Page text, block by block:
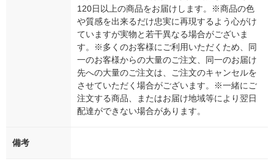
120日以上の商品をお届けします。※商品の色
や質感を出来るだけ忠実に再現するよう心がけ
ていますが実物と若干異なる場合がございま
す。※多くのお客様にご利用いただくため、同
一のお客様からの大量のご注文、同一のお届け
先への大量のご注文は、ご注文のキャンセルを
させていただく場合がございます。※一緒にご
注文する商品、またはお届け地域等により翌日
配達ができない場合があります。
備考